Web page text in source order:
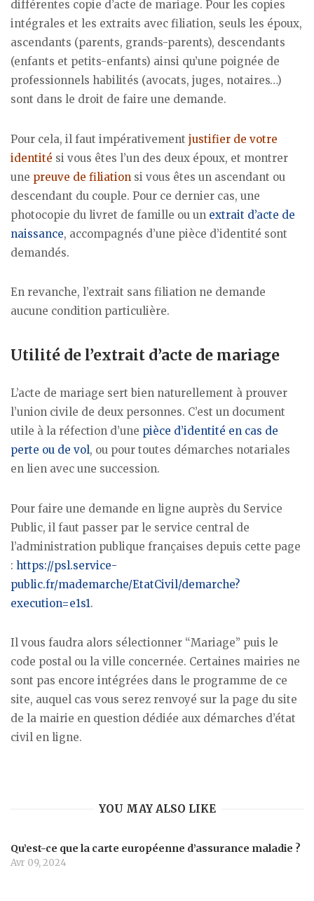
différentes copie d’acte de mariage. Pour les copies
intégrales et les extraits avec filiation, seuls les époux,
ascendants (parents, grands-parents), descendants
(enfants et petits-enfants) ainsi qu’une poignée de
professionnels habilités (avocats, juges, notaires…)
sont dans le droit de faire une demande.
Pour cela, il faut impérativement justifier de votre
identité si vous êtes l’un des deux époux, et montrer
une preuve de filiation si vous êtes un ascendant ou
descendant du couple. Pour ce dernier cas, une
photocopie du livret de famille ou un extrait d’acte de
naissance, accompagnés d’une pièce d’identité sont
demandés.
En revanche, l’extrait sans filiation ne demande
aucune condition particulière.
Utilité de l’extrait d’acte de mariage
L’acte de mariage sert bien naturellement à prouver
l’union civile de deux personnes. C’est un document
utile à la réfection d’une pièce d’identité en cas de
perte ou de vol, ou pour toutes démarches notariales
en lien avec une succession.
Pour faire une demande en ligne auprès du Service
Public, il faut passer par le service central de
l’administration publique françaises depuis cette page
: https://psl.service-
public.fr/mademarche/EtatCivil/demarche?
execution=e1s1.
Il vous faudra alors sélectionner “Mariage” puis le
code postal ou la ville concernée. Certaines mairies ne
sont pas encore intégrées dans le programme de ce
site, auquel cas vous serez renvoyé sur la page du site
de la mairie en question dédiée aux démarches d’état
civil en ligne.
YOU MAY ALSO LIKE
Qu’est-ce que la carte européenne d’assurance maladie ?
Avr 09, 2024